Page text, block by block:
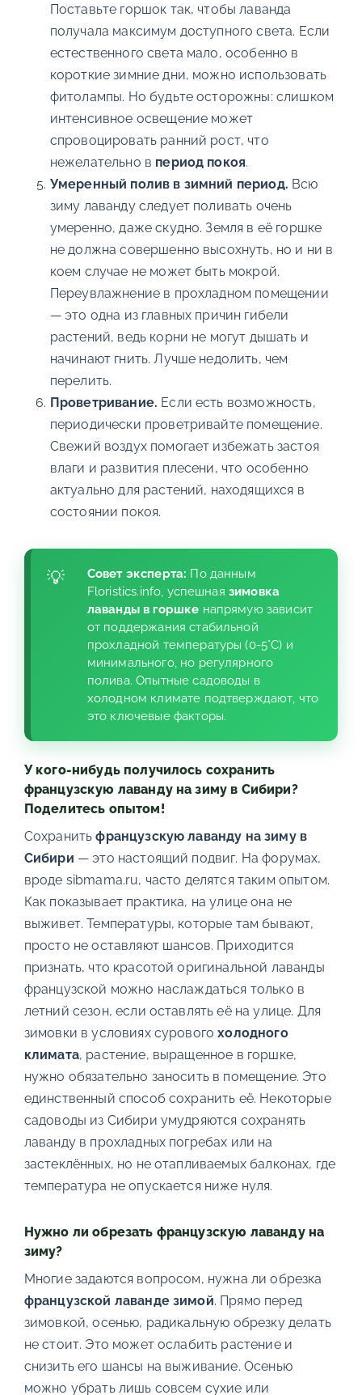
Поставьте горшок так, чтобы лаванда
получала максимум доступного света. Если
естественного света мало, особенно в
короткие зимние дни, можно использовать
фитолампы. Но будьте осторожны: слишком
интенсивное освещение может
спровоцировать ранний рост, что
нежелательно в период покоя.
Умеренный полив в зимний период. Всю
зиму лаванду следует поливать очень
умеренно, даже скудно. Земля в её горшке
не должна совершенно высохнуть, но и ни в
коем случае не может быть мокрой.
Переувлажнение в прохладном помещении
— это одна из главных причин гибели
растений, ведь корни не могут дышать и
начинают гнить. Лучше недолить, чем
перелить.
Проветривание. Если есть возможность,
периодически проветривайте помещение.
Свежий воздух помогает избежать застоя
влаги и развития плесени, что особенно
актуально для растений, находящихся в
состоянии покоя.
Совет эксперта: По данным
Floristics.info, успешная зимовка
лаванды в горшке напрямую зависит
от поддержания стабильной
прохладной температуры (0-5°C) и
минимального, но регулярного
полива. Опытные садоводы в
холодном климате подтверждают, что
это ключевые факторы.
У кого-нибудь получилось сохранить
французскую лаванду на зиму в Сибири?
Поделитесь опытом!
Сохранитьфранцузскую лаванду на зиму в
Сибири — это настоящий подвиг. На форумах,
вроде sibmama.ru, часто делятся таким опытом.
Как показывает практика, на улице она не
выживет. Температуры, которые там бывают,
просто не оставляют шансов. Приходится
признать, что красотой оригинальной лаванды
французской можно наслаждаться только в
летний сезон, если оставлять её на улице. Для
зимовки в условиях суровогохолодного
климата, растение, выращенное в горшке,
нужно обязательно заносить в помещение. Это
единственный способ сохранить её. Некоторые
садоводы из Сибири умудряются сохранять
лаванду в прохладных погребах или на
застеклённых, но не отапливаемых балконах, где
температура не опускается ниже нуля.
Нужно ли обрезать французскую лаванду на
зиму?
Многие задаются вопросом, нужна ли обрезка
французской лаванде зимой. Прямо перед
зимовкой, осенью, радикальную обрезку делать
не стоит. Это может ослабить растение и
снизить его шансы на выживание. Осенью
можно убрать лишь совсем сухие или